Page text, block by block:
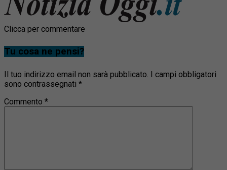
Clicca per commentare
Tu cosa ne pensi?
Il tuo indirizzo email non sarà pubblicato.
I campi obbligatori
sono contrassegnati *
Commento *